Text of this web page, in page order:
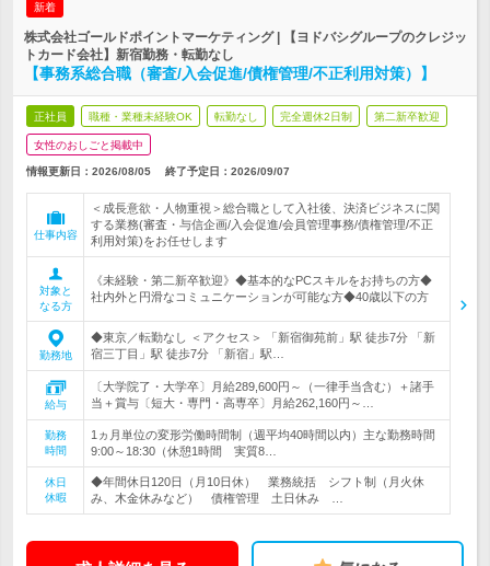
新着
株式会社ゴールドポイントマーケティング | 【ヨドバシグループのクレジッ
トカード会社】新宿勤務・転勤なし
【事務系総合職（審査/入会促進/債権管理/不正利用対策）】
正社員 職種・業種未経験OK 転勤なし 完全週休2日制 第二新卒歓迎
女性のおしごと掲載中
情報更新日：2026/08/05 終了予定日： 2026/09/07
仕事内容
＜成長意欲・人物重視＞総合職として入社後、決済ビジネスに関
する業務(審査・与信企画/入会促進/会員管理事務/債権管理/不正
利用対策)をお任せします
対象と
なる方
《未経験・第二新卒歓迎》◆基本的なPCスキルをお持ちの方◆
社内外と円滑なコミュニケーションが可能な方◆40歳以下の方
勤務地
◆東京／転勤なし ＜アクセス＞ 「新宿御苑前」駅 徒歩7分 「新
宿三丁目」駅 徒歩7分 「新宿」駅…
給与
〔大学院了・大学卒〕月給289,600円～（一律手当含む）＋諸手
当＋賞与〔短大・専門・高専卒〕月給262,160円～…
勤務
時間
1ヵ月単位の変形労働時間制（週平均40時間以内）主な勤務時間
9:00～18:30（休憩1時間 実質8…
休日
休暇
◆年間休日120日（月10日休） 業務統括 シフト制（月火休
み、木金休みなど） 債権管理 土日休み …